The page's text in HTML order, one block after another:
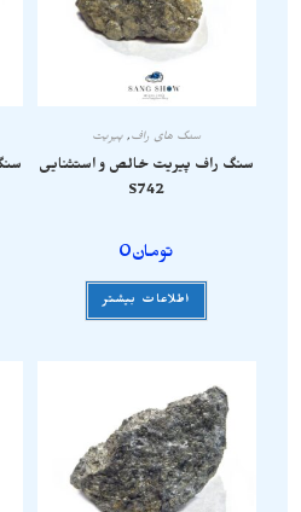
سنگ های راف, پیریت
سنگ راف پیریت خالص و استثنایی
S742
تومان0
اطلاعات بیشتر